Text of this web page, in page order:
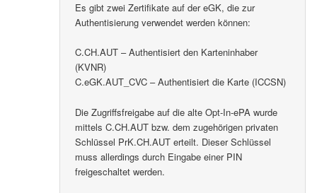
Es gibt zwei Zertifikate auf der eGK, die zur
Authentisierung verwendet werden können:
C.CH.AUT – Authentisiert den Karteninhaber
(KVNR)
C.eGK.AUT_CVC – Authentisiert die Karte (ICCSN)
Die Zugriffsfreigabe auf die alte Opt-In-ePA wurde
mittels C.CH.AUT bzw. dem zugehörigen privaten
Schlüssel PrK.CH.AUT erteilt. Dieser Schlüssel
muss allerdings durch Eingabe einer PIN
freigeschaltet werden.